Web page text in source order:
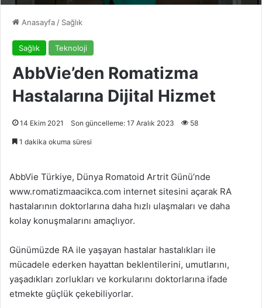
Anasayfa / Sağlık
Sağlık Teknoloji
AbbVie’den Romatizma
Hastalarına Dijital Hizmet
14 Ekim 2021 Son güncelleme: 17 Aralık 2023 58
1 dakika okuma süresi
AbbVie Türkiye, Dünya Romatoid Artrit Günü’nde
www.romatizmaacikca.com internet sitesini açarak RA
hastalarının doktorlarına daha hızlı ulaşmaları ve daha
kolay konuşmalarını amaçlıyor.
Günümüzde RA ile yaşayan hastalar hastalıkları ile
mücadele ederken hayattan beklentilerini, umutlarını,
yaşadıkları zorlukları ve korkularını doktorlarına ifade
etmekte güçlük çekebiliyorlar.